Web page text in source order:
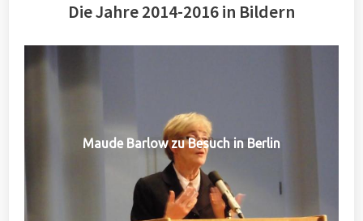
Die Jahre 2014-2016 in Bildern
Maude Barlow zu Besuch in Berlin